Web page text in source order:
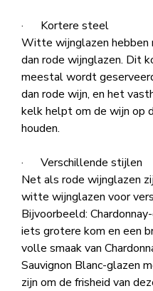
· Kortere steel
Witte wijnglazen
dan rode wijnglazen. Dit
meestal wordt
dan rode wijn, en het
kelk helpt om de wijn op
houden.
· Verschillende stijlen
Net als rode wijnglazen
witte wijnglazen voor
Bijvoorbeeld:
iets grotere kom en een
volle smaak van
Sauvignon Blanc-glazen
zijn om de frisheid van